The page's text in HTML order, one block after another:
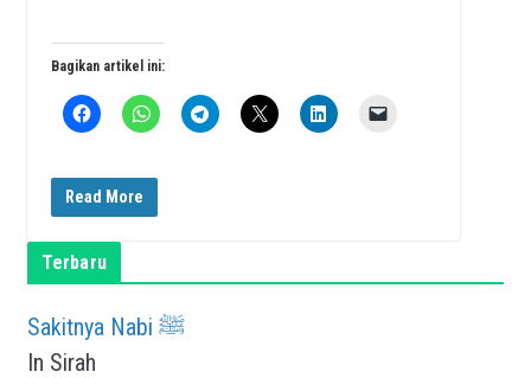
Bagikan artikel ini:
Read More
Terbaru
Sakitnya Nabi ﷺ
In Sirah